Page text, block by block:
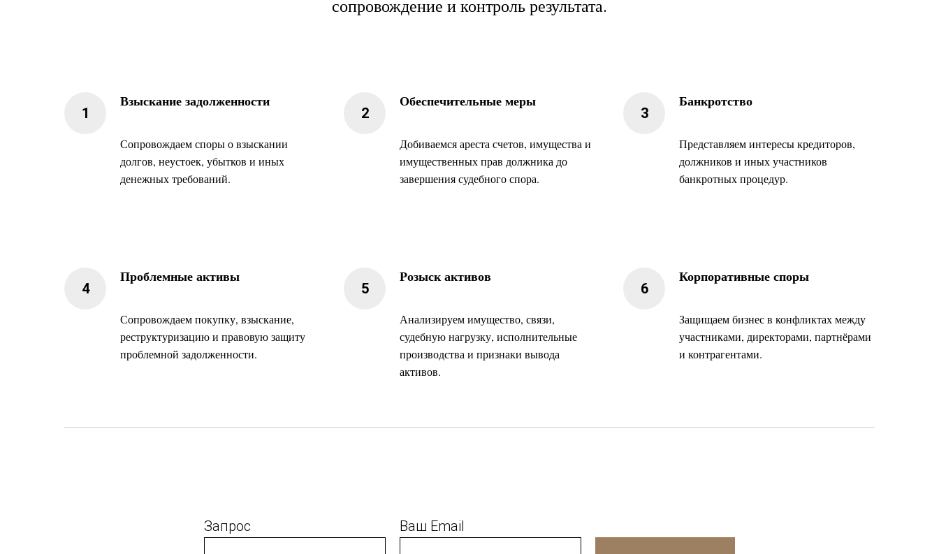
сопровождение и контроль результата.
Взыскание задолженности
Сопровождаем споры о взыскании
долгов, неустоек, убытков и иных
денежных требований.
Обеспечительные меры
Добиваемся ареста счетов, имущества и
имущественных прав должника до
завершения судебного спора.
Банкротство
Представляем интересы кредиторов,
должников и иных участников
банкротных процедур.
Проблемные активы
Сопровождаем покупку, взыскание,
реструктуризацию и правовую защиту
проблемной задолженности.
Розыск активов
Анализируем имущество, связи,
судебную нагрузку, исполнительные
производства и признаки вывода
активов.
Корпоративные споры
Защищаем бизнес в конфликтах между
участниками, директорами, партнёрами
и контрагентами.
Запрос Ваш Email